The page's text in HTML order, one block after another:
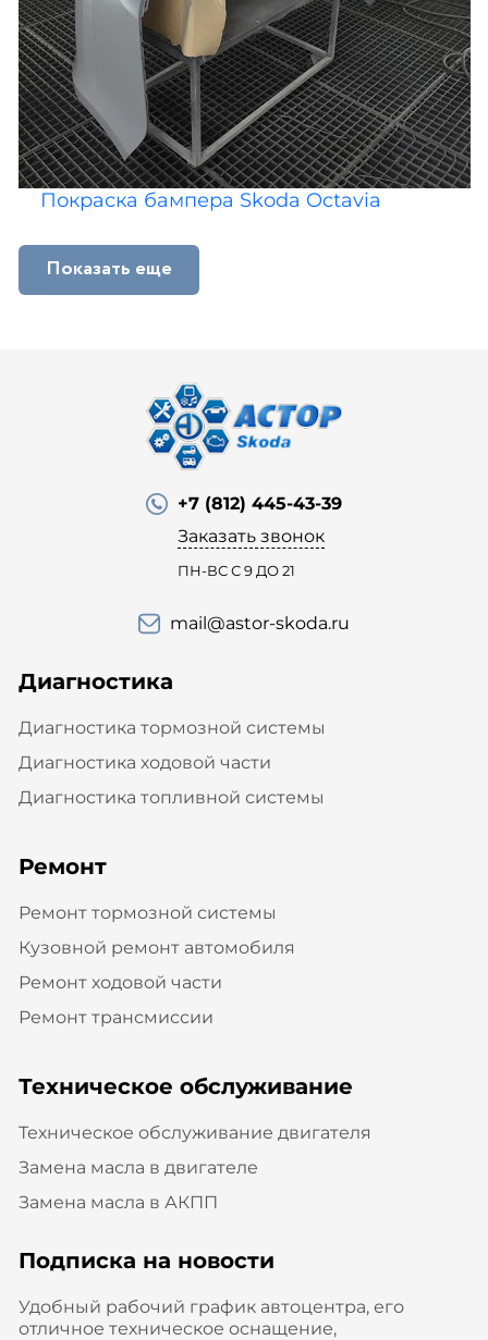
Покраска бампера Skoda Octavia
Показать еще
+7 (812) 445-43-39
Заказать звонок
ПН-ВС С 9 ДО 21
mail@astor-skoda.ru
Диагностика
Диагностика тормозной системы
Диагностика ходовой части
Диагностика топливной системы
Ремонт
Ремонт тормозной системы
Кузовной ремонт автомобиля
Ремонт ходовой части
Ремонт трансмиссии
Техническое обслуживание
Техническое обслуживание двигателя
Замена масла в двигателе
Замена масла в АКПП
Подписка на новости
Удобный рабочий график автоцентра, его
отличное техническое оснащение,